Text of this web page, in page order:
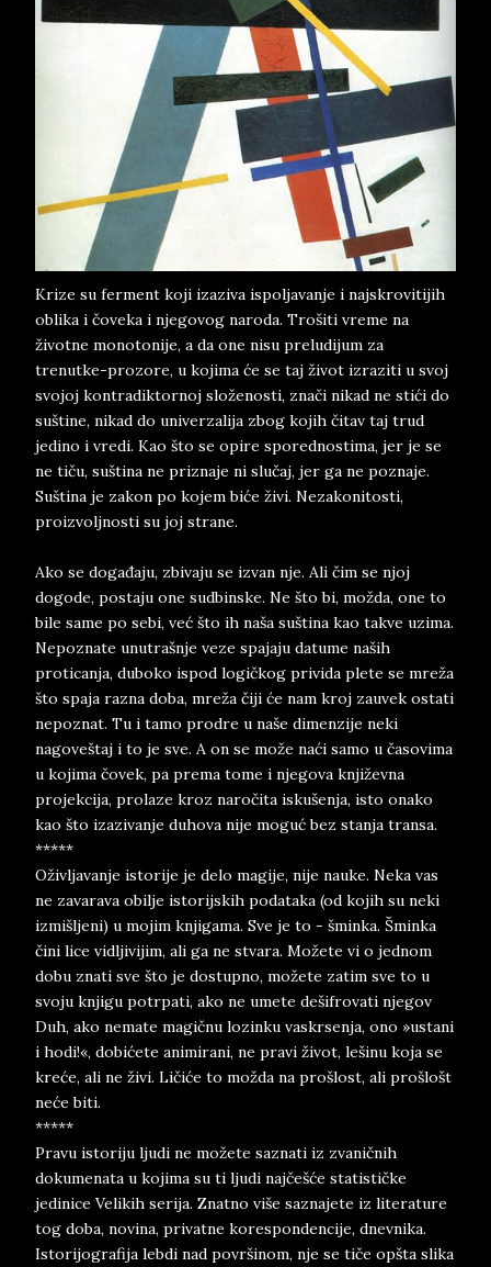
Krize su ferment koji izaziva ispoljavanje i najskrovitijih
oblika i čoveka i njegovog naroda. Trošiti vreme na
životne monotonije, a da one nisu preludijum za
trenutke-prozore, u kojima će se taj život izraziti u svoj
svojoj kontradiktornoj složenosti, znači nikad ne stići do
suštine, nikad do univerzalija zbog kojih čitav taj trud
jedino i vredi. Kao što se opire sporednostima, jer je se
ne tiču, suština ne priznaje ni slučaj, jer ga ne poznaje.
Suština je zakon po kojem biće živi. Nezakonitosti,
proizvoljnosti su joj strane.
Ako se događaju, zbivaju se izvan nje. Ali čim se njoj
dogode, postaju one sudbinske. Ne što bi, možda, one to
bile same po sebi, već što ih naša suština kao takve uzima.
Nepoznate unutrašnje veze spajaju datume naših
proticanja, duboko ispod logičkog privida plete se mreža
što spaja razna doba, mreža čiji će nam kroj zauvek ostati
nepoznat. Tu i tamo prodre u naše dimenzije neki
nagoveštaj i to je sve. A on se može naći samo u časovima
u kojima čovek, pa prema tome i njegova književna
projekcija, prolaze kroz naročita iskušenja, isto onako
kao što izazivanje duhova nije moguć bez stanja transa.
*****
Oživljavanje istorije je delo magije, nije nauke. Neka vas
ne zavarava obilje istorijskih podataka (od kojih su neki
izmišljeni) u mojim knjigama. Sve je to - šminka. Šminka
čini lice vidljivijim, ali ga ne stvara. Možete vi o jednom
dobu znati sve što je dostupno, možete zatim sve to u
svoju knjigu potrpati, ako ne umete dešifrovati njegov
Duh, ako nemate magičnu lozinku vaskrsenja, ono »ustani
i hodi!«, dobićete animirani, ne pravi život, lešinu koja se
kreće, ali ne živi. Ličiće to možda na prošlost, ali prošlošt
neće biti.
*****
Pravu istoriju ljudi ne možete saznati iz zvaničnih
dokumenata u kojima su ti ljudi najčešće statističke
jedinice Velikih serija. Znatno više saznajete iz literature
tog doba, novina, privatne korespondencije, dnevnika.
Istorijografija lebdi nad površinom, nje se tiče opšta slika